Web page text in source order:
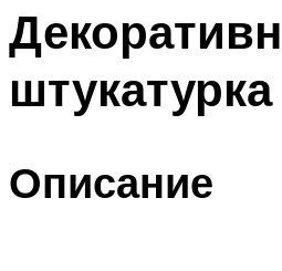
Описание